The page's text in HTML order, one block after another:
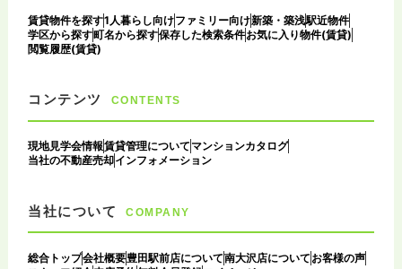
賃貸物件を探す1人暮らし向けファミリー向け新築・築浅駅近物件
学区から探す町名から探す保存した検索条件お気に入り物件(賃貸)
閲覧履歴(賃貸)
コンテンツ CONTENTS
現地見学会情報賃貸管理について マンションカタログ
当社の不動産売却インフォメーション
当社について COMPANY
総合トップ会社概要豊田駅前店について南大沢店について お客様の声